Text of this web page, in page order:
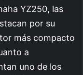
YZ250, las
por su
más compacto
a
uno de los